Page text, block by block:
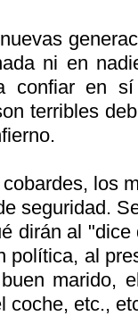
ni en
confiar en
terribles
los
seguridad.
dirán al
política, al
marido,
coche, etc.,